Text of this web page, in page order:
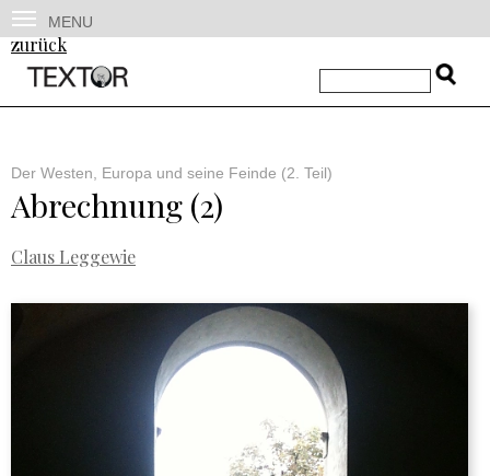
MENU
zurück
Der Westen, Europa und seine Feinde (2. Teil)
Abrechnung (2)
Claus Leggewie